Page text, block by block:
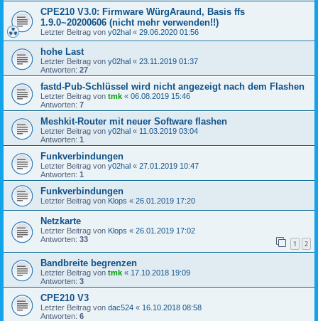
CPE210 V3.0: Firmware WürgAraund, Basis ffs
1.9.0~20200606 (nicht mehr verwenden!!)
Letzter Beitrag von y02hal « 29.06.2020 01:56
hohe Last
Letzter Beitrag von y02hal « 23.11.2019 01:37
Antworten: 27
fastd-Pub-Schlüssel wird nicht angezeigt nach dem Flashen
Letzter Beitrag von tmk « 06.08.2019 15:46
Antworten: 7
Meshkit-Router mit neuer Software flashen
Letzter Beitrag von y02hal « 11.03.2019 03:04
Antworten: 1
Funkverbindungen
Letzter Beitrag von y02hal « 27.01.2019 10:47
Antworten: 1
Funkverbindungen
Letzter Beitrag von Klops « 26.01.2019 17:20
Netzkarte
Letzter Beitrag von Klops « 26.01.2019 17:02
Antworten: 33 1 2
Bandbreite begrenzen
Letzter Beitrag von tmk « 17.10.2018 19:09
Antworten: 3
CPE210 V3
Letzter Beitrag von dac524 « 16.10.2018 08:58
Antworten: 6